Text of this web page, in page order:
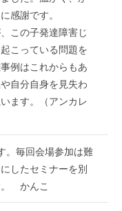
感謝です。
この子発達障害じ
こっている問題を
例はこれからもあ
自分自身を見失わ
ます。（アンカレ
。毎回会場参加は難
したセミナーを別
。 かんこ